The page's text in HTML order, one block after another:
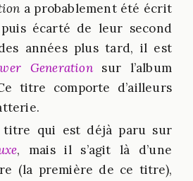
a probablement été écrit
écarté de leur second
années plus tard, il est
Generationsur l’album
titre comporte d’ailleurs
qui est déjà paru sur
, mais il s’agit là d’une
(la première de ce titre),